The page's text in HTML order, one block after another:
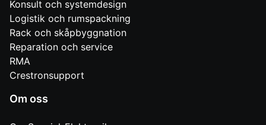
Konsult och systemdesign
Logistik och rumspackning
Rack och skåpbyggnation
Reparation och service
RMA
Crestronsupport
Om oss